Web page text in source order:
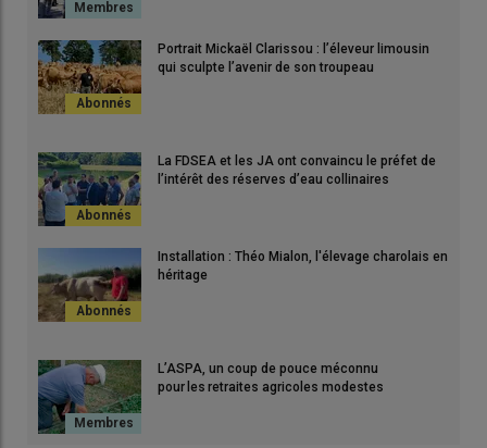
Portrait Mickaël Clarissou : l’éleveur limousin
qui sculpte l’avenir de son troupeau
La FDSEA et les JA ont convaincu le préfet de
l’intérêt des réserves d’eau collinaires
Installation : Théo Mialon, l'élevage charolais en
héritage
L’ASPA, un coup de pouce méconnu
pour les retraites agricoles modestes